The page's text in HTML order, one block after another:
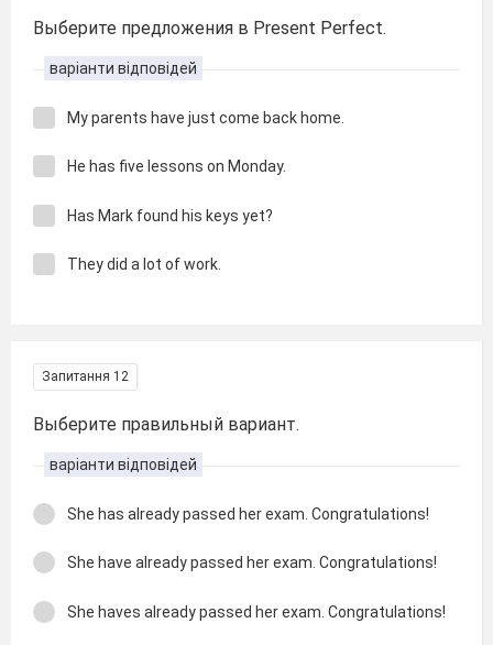
Выберите предложения в Present Perfect.
варіанти відповідей
My parents have just come back home.
He has five lessons on Monday.
Has Mark found his keys yet?
They did a lot of work.
Запитання 12
Выберите правильный вариант.
варіанти відповідей
She has already passed her exam. Congratulations!
She have already passed her exam. Congratulations!
She haves already passed her exam. Congratulations!